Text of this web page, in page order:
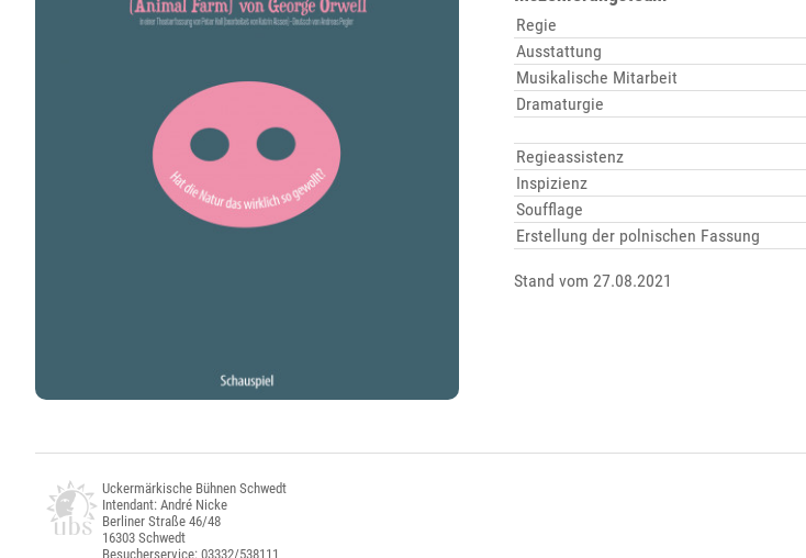
Regie
Ausstattung
Musikalische Mitarbeit
Dramaturgie
Regieassistenz
Inspizienz
Soufflage
Erstellung der polnischen Fassung
Stand vom 27.08.2021
Uckermärkische Bühnen Schwedt
Intendant: André Nicke
Berliner Straße 46/48
16303 Schwedt
Besucherservice: 03332/538111